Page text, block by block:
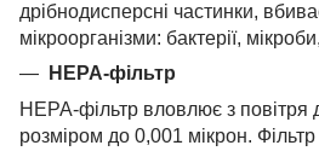
дрібнодисперсні частинки,
мікроорганізми: бактерії,
HEPA-фільтр
НЕРА-фільтр вловлює з повітря
розміром до 0,001 мікрон. Фільтр